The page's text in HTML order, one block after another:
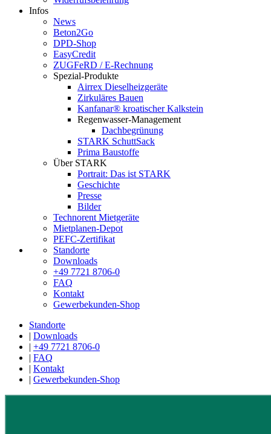
Infos
News
Beton2Go
DPD-Shop
EasyCredit
ZUGFeRD / E-Rechnung
Spezial-Produkte
Airrex Dieselheizgeräte
Zirkuläres Bauen
Kanfanar® kroatischer Kalkstein
Regenwasser-Management
Dachbegrünung
STARK SchuttSack
Prima Baustoffe
Über STARK
Portrait: Das ist STARK
Geschichte
Presse
Bilder
Technorent Mietgeräte
Mietplanen-Depot
PEFC-Zertifikat
Standorte
Downloads
+49 7721 8706-0
FAQ
Kontakt
Gewerbekunden-Shop
Standorte
| Downloads
| +49 7721 8706-0
| FAQ
| Kontakt
| Gewerbekunden-Shop